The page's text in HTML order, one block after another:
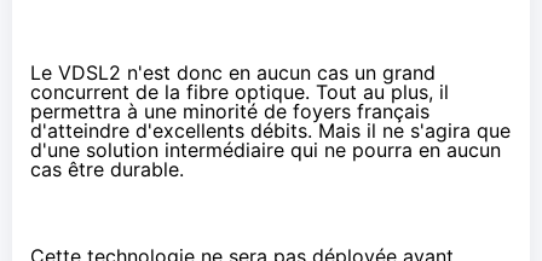
Le VDSL2 n'est donc en aucun cas un grand
concurrent de la fibre optique. Tout au plus, il
permettra à une minorité de foyers français
d'atteindre d'excellents débits. Mais il ne s'agira que
d'une solution intermédiaire qui ne pourra en aucun
cas être durable.